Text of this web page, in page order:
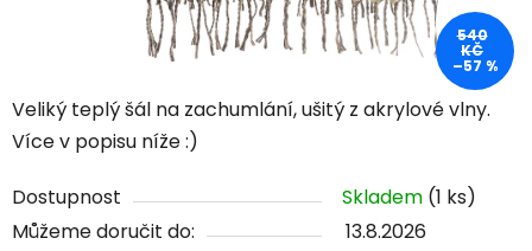
Veliký teplý šál na zachumlání, ušitý z akrylové vlny.
Více v popisu níže :)
Dostupnost Skladem (1 ks)
Můžeme doručit do:
13.8.2026
540
KČ
–57 %